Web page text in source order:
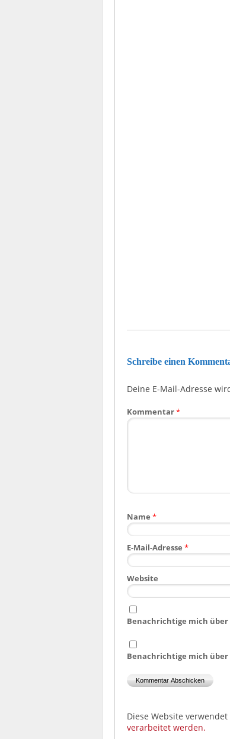
Schreibe einen
Deine E-Mail-Adresse
Kommentar*
Name *
E-Mail-Adresse *
Website
Benachrichtige mich
Benachrichtige mich über
Diese Website
verarbeitet werden.